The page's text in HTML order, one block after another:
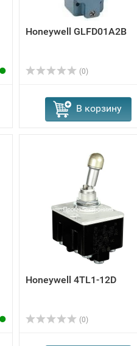
Honeywell GLFD01A2B
(0)
В корзину
Honeywell 4TL1-12D
(0)